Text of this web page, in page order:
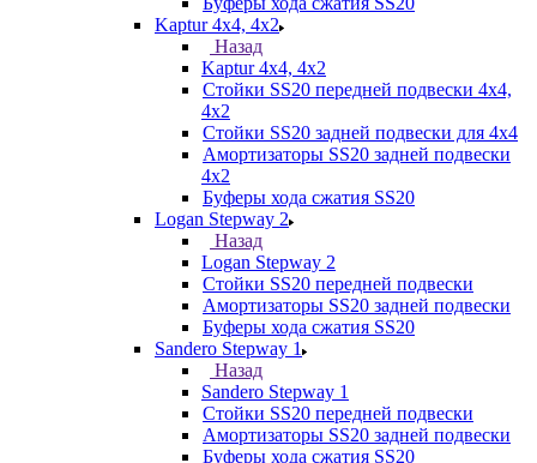
Kaptur 4х4, 4х2
Назад
Kaptur 4х4, 4х2
Стойки SS20 передней подвески 4х4,
4x2
Стойки SS20 задней подвески для 4х4
Амортизаторы SS20 задней подвески
4х2
Буферы хода сжатия SS20
Logan Stepway 2
Назад
Logan Stepway 2
Стойки SS20 передней подвески
Амортизаторы SS20 задней подвески
Буферы хода сжатия SS20
Sandero Stepway 1
Назад
Sandero Stepway 1
Стойки SS20 передней подвески
Амортизаторы SS20 задней подвески
Буферы хода сжатия SS20